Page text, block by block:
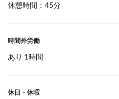
休憩時間：45分
時間外労働
あり 1時間
休日・休暇